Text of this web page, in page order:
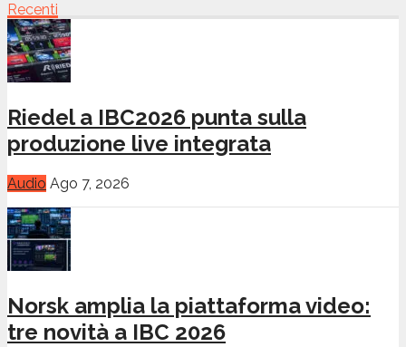
Recenti
Riedel a IBC2026 punta sulla
produzione live integrata
Audio Ago 7, 2026
Norsk amplia la piattaforma video:
tre novità a IBC 2026